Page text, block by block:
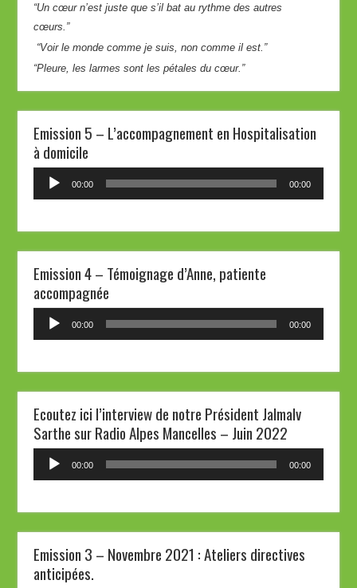
“Un cœur n’est juste que s’il bat au rythme des autres
cœurs.”
“Voir le monde comme je suis, non comme il est.”
“Pleure, les larmes sont les pétales du cœur.”
Emission 5 – L’accompagnement en Hospitalisation
à domicile
Lecteur
00:00 00:00
Emission 4 – Témoignage d’Anne, patiente
accompagnée
Lecteur
00:00 00:00
Ecoutez ici l’interview de notre Président Jalmalv
Sarthe sur Radio Alpes Mancelles – Juin 2022
Lecteur
00:00 00:00
Emission 3 – Novembre 2021 : Ateliers directives
anticipées.